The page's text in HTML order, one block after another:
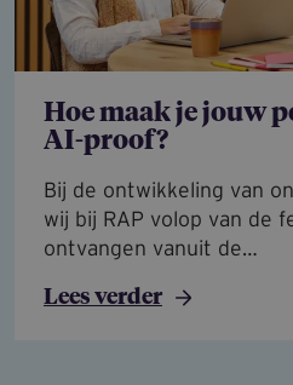
Hoe maak je jouw
AI-proof?
Bij de ontwikkeling van
wij bij RAP volop van de
ontvangen vanuit de…
Lees verder